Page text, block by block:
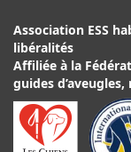
Association ESS
libéralités
Affiliée à la
guides